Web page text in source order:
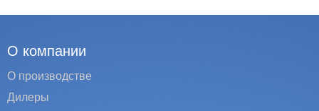
О компании
О производстве
Дилеры